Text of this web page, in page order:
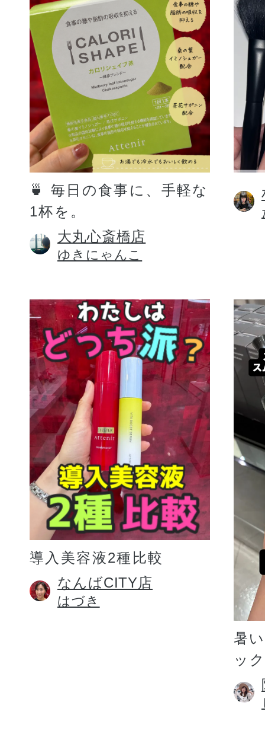
お友達紹介サ
定期お届けサ
スキンケア人気ライン
ドレススノー
ドレスリフト
プリマモイスト
スキンクリア
クレンズオイル
🍵 毎日の食事に、手軽な
1杯を。
大丸心斎橋店
ゆきにゃんこ
導入美容液2種比較
なんばCITY店
はづき
暑
ッ